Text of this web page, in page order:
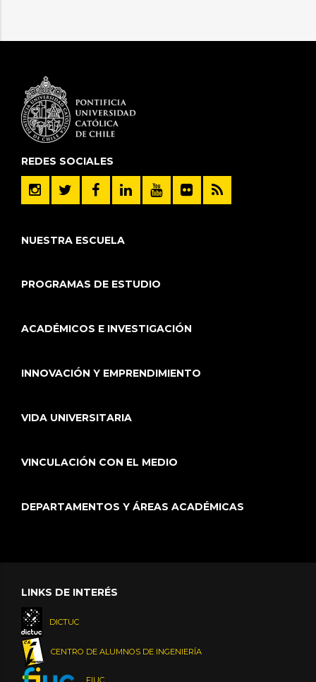
REDES SOCIALES
NUESTRA ESCUELA
PROGRAMAS DE ESTUDIO
ACADÉMICOS E INVESTIGACIÓN
INNOVACIÓN Y EMPRENDIMIENTO
VIDA UNIVERSITARIA
VINCULACIÓN CON EL MEDIO
DEPARTAMENTOS Y ÁREAS ACADÉMICAS
LINKS DE INTERÉS
DICTUC
CENTRO DE ALUMNOS DE INGENIERÍA
FIUC